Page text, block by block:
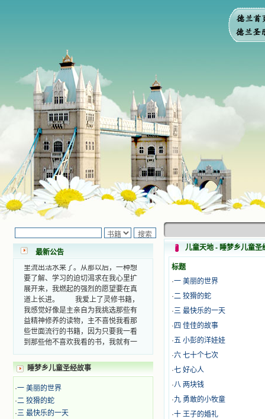
最新公告
小德兰爱心书屋最新公告 有一天，我
做了一个奇怪的梦，至今让我难忘。
梦中，我看到一本打开的用石头做的
书，我用舌头去舔它，觉得有一种甜
味，我就更用力去舔，最后从这本书
里流出活水来了。从那以后，一种想
要了解、学习的迫切渴求在我心里扩
展开来，我燃起的强烈的愿望要在真
道上长进。 我爱上了灵修书籍，
我感觉好像是主亲自为我挑选那些有
益精神修养的读物，主不喜悦我看那
些世面流行的书籍，因为只要我一看
到那些他不喜欢我看的书，我就有一
地防护着我，从那以后我从未读过一
本不良的书籍。 善良的书使人向
我的脑子里。读这些圣书时，我思潮
汹涌起伏，欣喜不能自已。书中谈到
这些圣人们如何在与主的交往中得到
睡梦乡儿童圣经故事
·一 美丽的世界
·二 狡猾的蛇
·三 最快乐的一天
儿童天地 - 睡梦乡儿童圣
标题
·一 美丽的世界
·二 狡猾的蛇
·三 最快乐的一天
· 四 佳佳的故事
·五 小彭的洋娃娃
·六 七十个七次
·七 好心人
·八 两块钱
·九 勇敢的小牧童
·十 王子的婚礼